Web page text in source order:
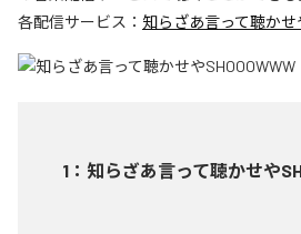
各配信サービス： 知らざあ言って聴かせ
1 ： 知らざあ言って聴かせや